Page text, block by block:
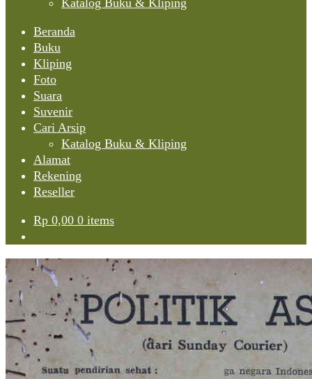
Katalog Buku & Kliping
Beranda
Buku
Kliping
Foto
Suara
Suvenir
Cari Arsip
Katalog Buku & Kliping
Alamat
Rekening
Reseller
Rp 0,00 0 items